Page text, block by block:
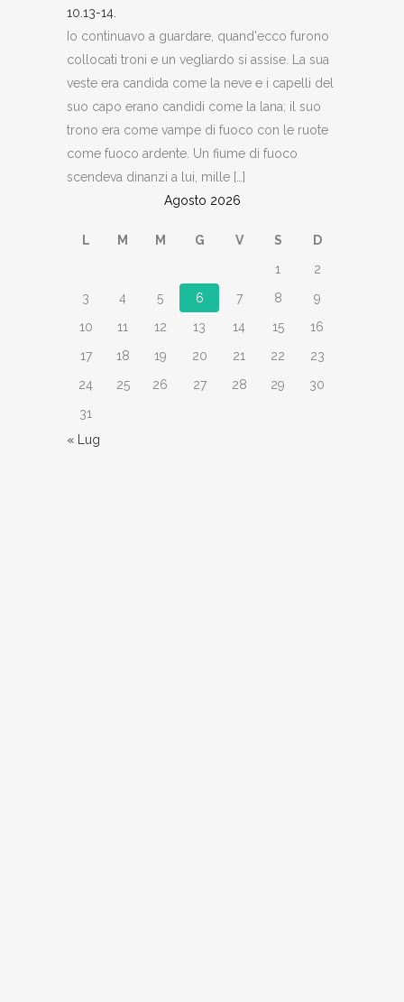
10.13-14.
Io continuavo a guardare, quand'ecco furono
collocati troni e un vegliardo si assise. La sua
veste era candida come la neve e i capelli del
suo capo erano candidi come la lana; il suo
trono era come vampe di fuoco con le ruote
come fuoco ardente. Un fiume di fuoco
scendeva dinanzi a lui, mille […]
Agosto 2026
L M M G V S
D
1
2
3
4 5 6 7 8
9
10
11 12 13 14 15
16
17
18 19 20 21 22
23
24
25 26 27 28 29
30
31
« Lug